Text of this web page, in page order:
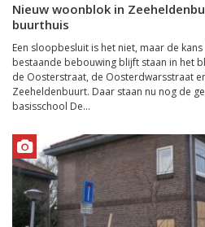
Nieuw woonblok in
buurthuis
Een sloopbesluit is het niet, maar de
bestaande bebouwing blijft staan in het
de Oosterstraat, de Oosterdwarsstraat
Zeeheldenbuurt. Daar staan nu nog de
basisschool De...